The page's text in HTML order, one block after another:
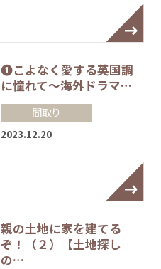
❶こよなく愛する英国調
に憧れて～海外ドラマ…
間取り
2023.12.20
親の土地に家を建てる
ぞ！（２）【土地探し
の…